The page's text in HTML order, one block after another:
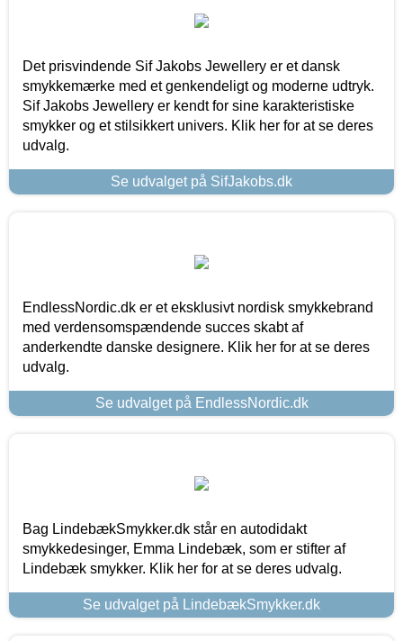
Det prisvindende Sif Jakobs Jewellery er et dansk
smykkemærke med et genkendeligt og moderne udtryk.
Sif Jakobs Jewellery er kendt for sine karakteristiske
smykker og et stilsikkert univers. Klik her for at se deres
udvalg.
Se udvalget på SifJakobs.dk
EndlessNordic.dk er et eksklusivt nordisk smykkebrand
med verdensomspændende succes skabt af
anderkendte danske designere. Klik her for at se deres
udvalg.
Se udvalget på EndlessNordic.dk
Bag LindebækSmykker.dk står en autodidakt
smykkedesinger, Emma Lindebæk, som er stifter af
Lindebæk smykker. Klik her for at se deres udvalg.
Se udvalget på LindebækSmykker.dk